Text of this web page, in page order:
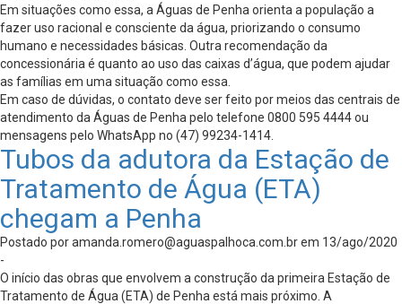
Em situações como essa, a Águas de Penha orienta a população a
fazer uso racional e consciente da água, priorizando o consumo
humano e necessidades básicas. Outra recomendação da
concessionária é quanto ao uso das caixas d’água, que podem ajudar
as famílias em uma situação como essa.
Em caso de dúvidas, o contato deve ser feito por meios das centrais de
atendimento da Águas de Penha pelo telefone 0800 595 4444 ou
mensagens pelo WhatsApp no (47) 99234-1414.
Tubos da adutora da Estação de
Tratamento de Água (ETA)
chegam a Penha
Postado poramanda.romero@aguaspalhoca.com.brem 13/ago/2020
-
O início das obras que envolvem a construção da primeira Estação de
Tratamento de Água (ETA) de Penha está mais próximo. A